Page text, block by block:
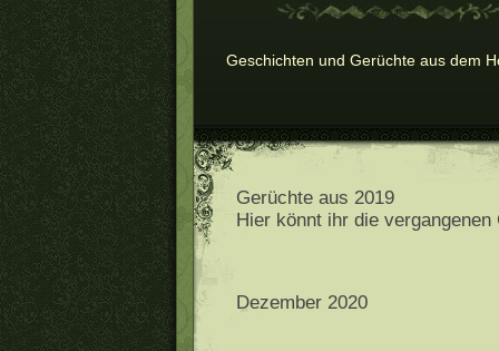
Geschichten und Gerüchte aus dem
Gerüchte aus 2019
Hier könnt ihr die
Dezember 2020